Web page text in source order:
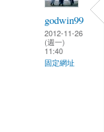
godwin99
2012-11-26
(週一)
11:40
固定網址